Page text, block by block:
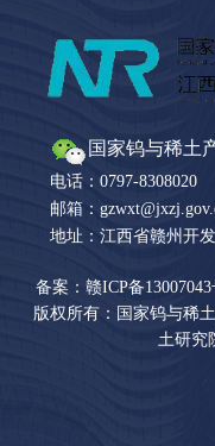
国家钨与稀土
电话：0797-8308020
邮箱：
地址：江西省赣州开
备案：赣ICP备13007043
版权所有：国家钨与稀
土研究